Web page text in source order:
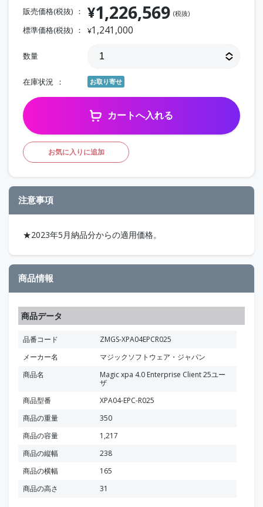
販売価格(税抜) ¥1,226,569 (税抜)
標準価格(税抜) ¥1,241,000
数量
在庫状況 お取り寄せ
カートへ入れる
お気に入りに追加
注意事項
★2023年5月納品分からの適用価格。
商品情報
商品データ
品番コード
ZMGS-XPA04EPCR025
メーカー名
マジックソフトウェア・ジャパン
商品名
Magic xpa 4.0 Enterprise Client 25ユー
ザ
商品型番
XPA04-EPC-R025
商品の重量
350
商品の容量
1,217
商品の縦幅
238
商品の横幅
165
商品の高さ
31